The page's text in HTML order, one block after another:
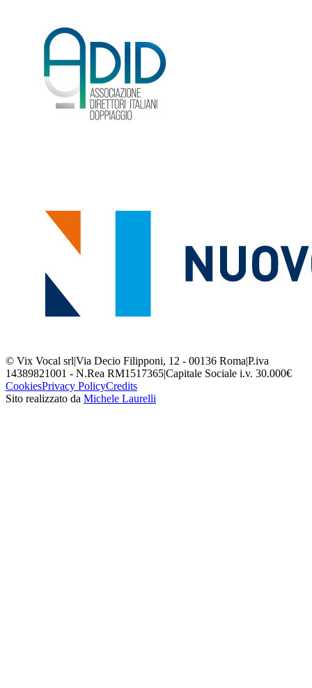
© Vix Vocal srl|Via Decio Filipponi, 12 - 00136 Roma|P.iva
14389821001 - N.Rea RM1517365|Capitale Sociale i.v. 30.000€
CookiesPrivacy PolicyCredits
Sito realizzato da Michele Laurelli